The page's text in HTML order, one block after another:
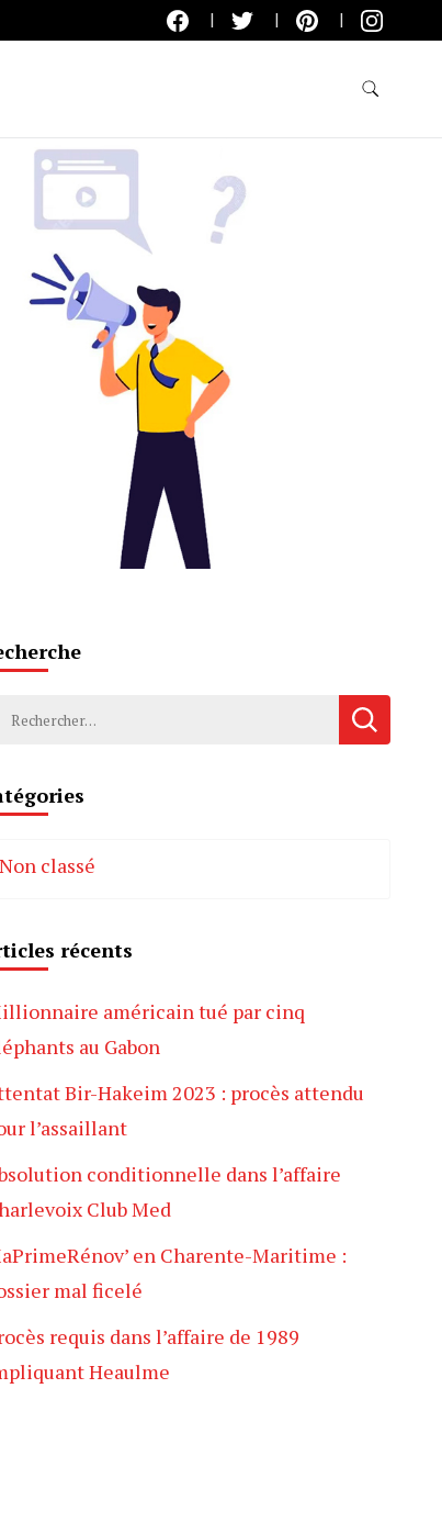
:
Non classé
récents
américain tué par cinq
au Gabon
Bir-Hakeim 2023 : procès attendu
l’assaillant
conditionnelle dans l’affaire
Club Med
en Charente-Maritime :
mal ficelé
requis dans l’affaire de 1989
Heaulme